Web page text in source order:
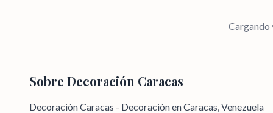
Cargando
Sobre Decoración Caracas
Decoración Caracas - Decoración en Caracas, Venezuela